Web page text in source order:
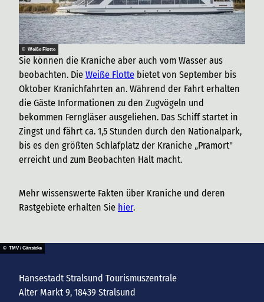
© Weiße Flotte
Sie können die Kraniche aber auch vom Wasser aus
beobachten. Die Weiße Flotte bietet von September bis
Oktober Kranichfahrten an. Während der Fahrt erhalten
die Gäste Informationen zu den Zugvögeln und
bekommen Ferngläser ausgeliehen. Das Schiff startet in
Zingst und fährt ca. 1,5 Stunden durch den Nationalpark,
bis es den größten Schlafplatz der Kraniche „Pramort"
erreicht und zum Beobachten Halt macht.
Mehr wissenswerte Fakten über Kraniche und deren
Rastgebiete erhalten Sie hier.
© TMV / Gänsicke
Hansestadt Stralsund Tourismuszentrale
Alter Markt 9, 18439 Stralsund